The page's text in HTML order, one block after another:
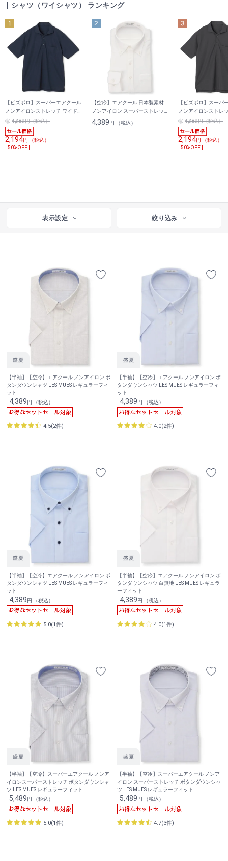
シャツ（ワイシャツ） ランキング
【ビズポロ】スーパーエアクール
ノンアイロンストレッチ ワイド
カラーポロシャツ トリコット無
地
4,389円（税込）
2,194円 （税込）
[ 50%OFF ]
【空冷】エアクール 日本製素材
ノンアイロン スーパーストレッ
チ ボタンダウンシャツ LES MUES
レギュラーフィット
4,389円 （税込）
【ビズポロ】スーパ
ノンアイロンストレ
カラーポロシャツ ト
地
4,389円（税込）
2,194円 （税込）
[ 50%OFF ]
表示設定 絞り込み
【半袖】【空冷】エアクール ノンアイロン ボ
タンダウンシャツ LES MUES レギュラーフィ
ット
4,389円 （税込）
4.5(2件)
【半袖】【空冷】エアクール ノンアイロン ボ
タンダウンシャツ LES MUES レギュラーフィ
ット
4,389円 （税込）
4.0(2件)
【半袖】【空冷】エアクール ノンアイロン ボ
タンダウンシャツ LES MUES レギュラーフィ
ット
4,389円 （税込）
5.0(1件)
【半袖】【空冷】エアクール ノンアイロン ボ
タンダウンシャツ 白無地 LES MUES レギュラ
ーフィット
4,389円 （税込）
4.0(1件)
【半袖】【空冷】スーパーエアクール ノンア
イロンスーパーストレッチ ボタンダウンシャ
ツ LES MUES レギュラーフィット
5,489円 （税込）
5.0(1件)
【半袖】【空冷】スーパーエアクール ノンア
イロン スーパーストレッチ ボタンダウンシャ
ツ LES MUES レギュラーフィット
5,489円 （税込）
4.7(3件)